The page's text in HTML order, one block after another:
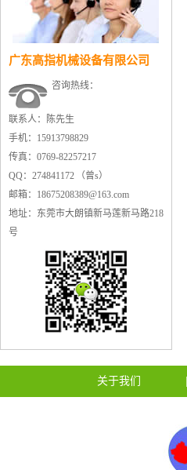
广东高指机械设备有限公司
咨询热线：
联系人：陈先生
手机：15913798829
传真：0769-82257217
QQ：274841172 （曾s）
邮箱：18675208389@163.com
地址：东莞市大朗镇新马莲新马路218
号
关于我们